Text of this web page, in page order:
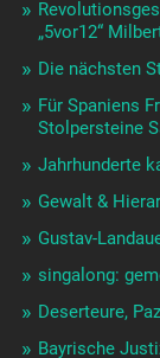
„5vor12“
Die nächsten
Für Spaniens
Stolpersteine
Jahrhunderte
Gewalt &
Gustav-
singalong:
Deserteure,
Bayrische